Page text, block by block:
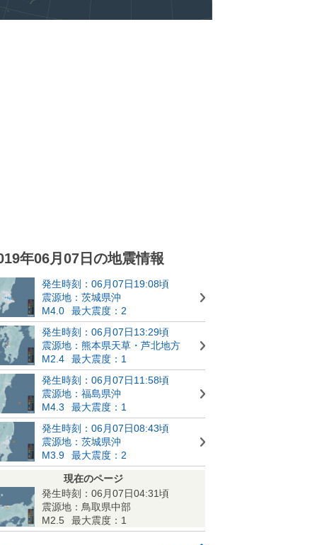
年06月07日の地震情報
発生時刻：06月07日19:08頃
震源地：茨城県沖
M4.0
最大震度：2
発生時刻：06月07日13:29頃
震源地：熊本県天草・芦北地方
M2.4
最大震度：1
発生時刻：06月07日11:58頃
震源地：福島県沖
M4.3
最大震度：1
発生時刻：06月07日08:43頃
震源地：茨城県沖
M3.9
最大震度：2
現在のページ
発生時刻：06月07日04:31頃
震源地：鳥取県中部
M2.5
最大震度：1